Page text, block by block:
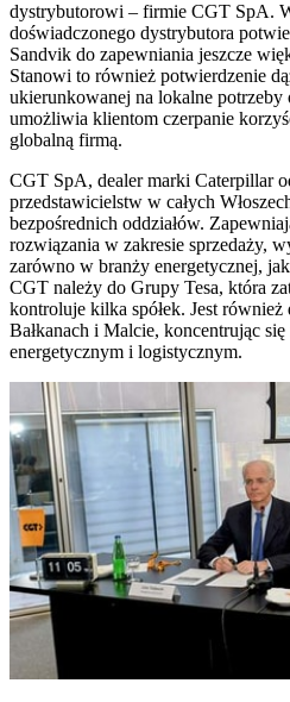
dystrybutorowi – firmie CGT SpA.
doświadczonego dystrybutora
Sandvik do zapewniania jeszcze
Stanowi to również potwierdzenie
ukierunkowanej na lokalne potrzeby
umożliwia klientom czerpanie
globalną firmą.
CGT SpA, dealer marki Caterpillar
przedstawicielstw w całych
bezpośrednich oddziałów.
rozwiązania w zakresie sprzedaży,
zarówno w branży energetycznej,
CGT należy do Grupy Tesa, która
kontroluje kilka spółek. Jest
Bałkanach i Malcie, koncentrując
energetycznym i logistycznym.